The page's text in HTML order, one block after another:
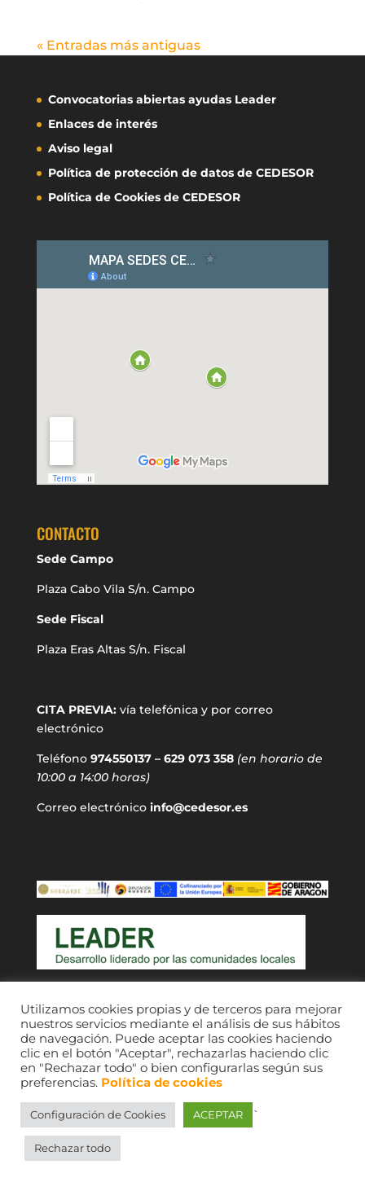
« Entradas más antiguas
Convocatorias abiertas ayudas Leader
Enlaces de interés
Aviso legal
Política de protección de datos de CEDESOR
Política de Cookies de CEDESOR
CONTACTO
Sede Campo
Plaza Cabo Vila S/n. Campo
Sede Fiscal
Plaza Eras Altas S/n. Fiscal
CITA PREVIA:vía telefónica y por correo
electrónico
Teléfono 974550137 – 629 073 358 (en horario de
10:00 a 14:00 horas)
Correo electrónico info@cedesor.es
CEDESOR 2021. © Imágenes, sus respectivos
autores; consultar fondos de comarcas Ribagorza
Utilizamos cookies propias y de terceros para mejorar
nuestros servicios mediante el análisis de sus hábitos
de navegación. Puede aceptar las cookies haciendo
clic en el botón "Aceptar", rechazarlas haciendo clic
en "Rechazar todo" o bien configurarlas según sus
preferencias. Política de cookies
Configuración de Cookies ACEPTAR `
Rechazar todo